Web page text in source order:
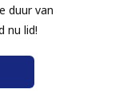
duur van
nu lid!